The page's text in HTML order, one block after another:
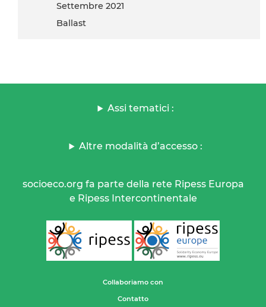
settembre 2021
Ballast
Assi tematici :
Altre modalità d’accesso :
socioeco.org fa parte della rete Ripess Europa
e Ripess Intercontinentale
Collaboriamo con
Contatto